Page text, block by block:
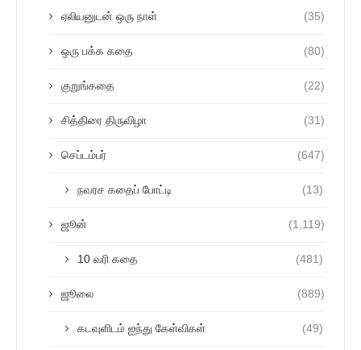
ஏலியனுடன் ஒரு நாள் (35)
ஒரு பக்க கதை (80)
குறுங்கதை (22)
சித்திரை திருவிழா (31)
செப்டம்பர் (647)
நவரச கதைப் போட்டி (13)
ஜூன் (1,119)
10 வரி கதை (481)
ஜூலை (889)
கடவுளிடம் ஐந்து கேள்விகள் (49)